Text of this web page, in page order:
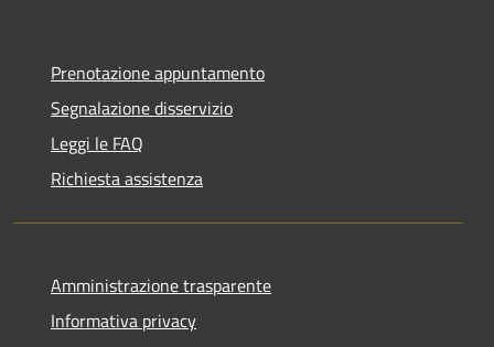
Prenotazione appuntamento
Segnalazione disservizio
Leggi le FAQ
Richiesta assistenza
Amministrazione trasparente
Informativa privacy